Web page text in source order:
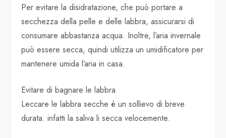
Per evitare la disidratazione, che può portare a
secchezza della pelle e delle labbra, assicurarsi di
consumare abbastanza acqua. Inoltre, l’aria invernale
può essere secca, quindi utilizza un umidificatore per
mantenere umida l’aria in casa.
Evitare di bagnare le labbra
Leccare le labbra secche è un sollievo di breve
durata. infatti la saliva li secca velocemente.